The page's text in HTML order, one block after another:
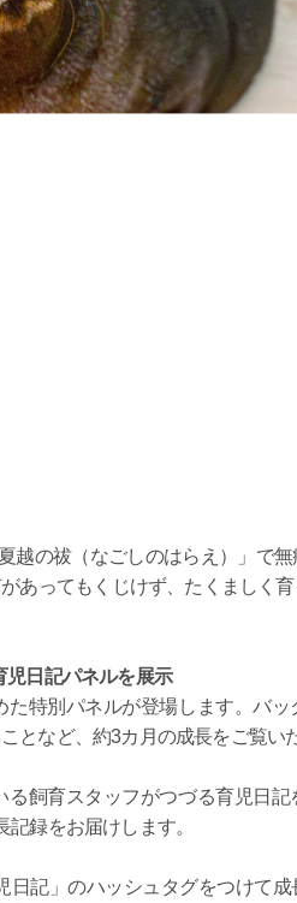
越の祓（なごしのはらえ）」で無
あってもくじけず、たくましく
児日記パネルを展示
特別パネルが登場します。バ
となど、約3カ月の成長をご覧い
飼育スタッフがつづる育児日記
録をお届けします。
記」のハッシュタグをつけて成